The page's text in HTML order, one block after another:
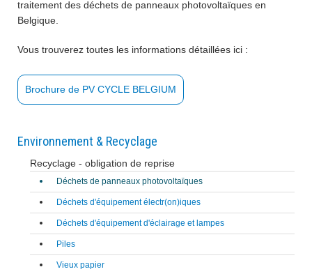
traitement des déchets de panneaux photovoltaïques en
Belgique.
Vous trouverez toutes les informations détaillées ici :
Brochure de PV CYCLE BELGIUM
Environnement & Recyclage
Recyclage - obligation de reprise
Déchets de panneaux photovoltaïques
Déchets d'équipement électr(on)iques
Déchets d'équipement d'éclairage et lampes
Piles
Vieux papier